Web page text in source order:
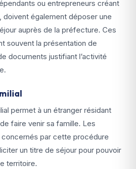
ou entrepreneurs créant
doivent également déposer une
auprès de la préfecture. Ces
souvent la présentation de
documents justifiant l’activité
permet à un étranger résidant
faire venir sa famille. Les
par cette procédure
un titre de séjour pour pouvoir
territoire.